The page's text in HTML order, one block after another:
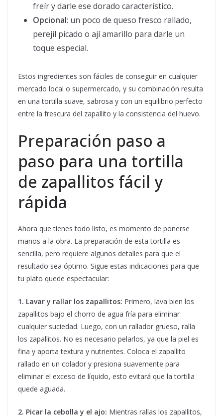
freír y darle ese dorado característico.
Opcional: un poco de queso fresco rallado,
perejil picado o ají amarillo para darle un
toque especial.
Estos ingredientes son fáciles de conseguir en cualquier
mercado local o supermercado, y su combinación resulta
en una tortilla suave, sabrosa y con un equilibrio perfecto
entre la frescura del zapallito y la consistencia del huevo.
Preparación paso a
paso para una tortilla
de zapallitos fácil y
rápida
Ahora que tienes todo listo, es momento de ponerse
manos a la obra. La preparación de esta tortilla es
sencilla, pero requiere algunos detalles para que el
resultado sea óptimo. Sigue estas indicaciones para que
tu plato quede espectacular:
1. Lavar y rallar los zapallitos: Primero, lava bien los
zapallitos bajo el chorro de agua fría para eliminar
cualquier suciedad. Luego, con un rallador grueso, ralla
los zapallitos. No es necesario pelarlos, ya que la piel es
fina y aporta textura y nutrientes. Coloca el zapallito
rallado en un colador y presiona suavemente para
eliminar el exceso de líquido, esto evitará que la tortilla
quede aguada.
2. Picar la cebolla y el ajo: Mientras rallas los zapallitos,